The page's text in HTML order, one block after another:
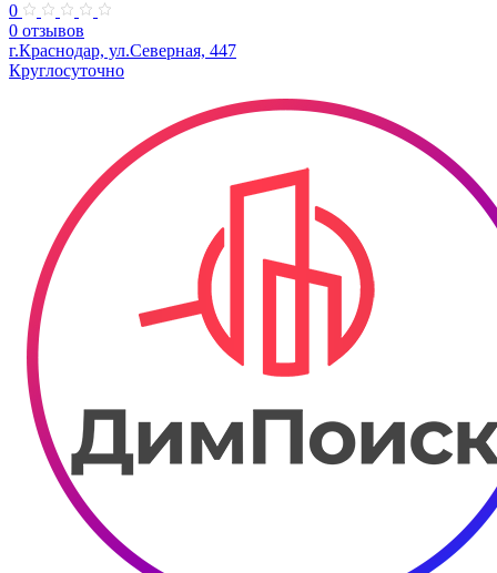
0
0 отзывов
г.Краснодар, ул.Северная, 447
Круглосуточно